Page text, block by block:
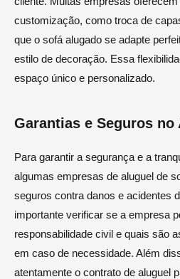
customização, como troca de
que o sofá alugado se adapte
estilo de decoração. Essa
espaço único e personalizado.
Garantias e Seguros no
Para garantir a segurança e a
algumas empresas de aluguel de
seguros contra danos e acidentes
importante verificar se a empresa
responsabilidade civil e quais são
em caso de necessidade. Além
atentamente o contrato de aluguel